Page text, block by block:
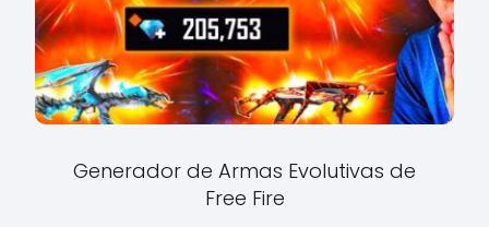
Generador de Armas Evolutivas de
Free Fire